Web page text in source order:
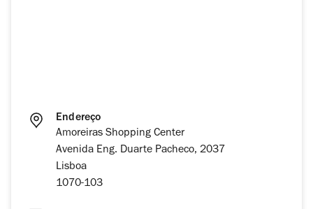
Endereço
Amoreiras Shopping Center
Avenida Eng. Duarte Pacheco, 2037
Lisboa
1070-103